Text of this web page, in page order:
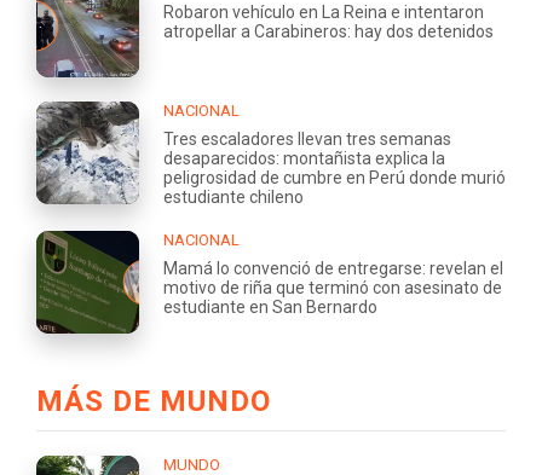
Robaron vehículo en La Reina e intentaron
atropellar a Carabineros: hay dos detenidos
NACIONAL
Tres escaladores llevan tres semanas
desaparecidos: montañista explica la
peligrosidad de cumbre en Perú donde murió
estudiante chileno
NACIONAL
Mamá lo convenció de entregarse: revelan el
motivo de riña que terminó con asesinato de
estudiante en San Bernardo
MÁS DE MUNDO
MUNDO